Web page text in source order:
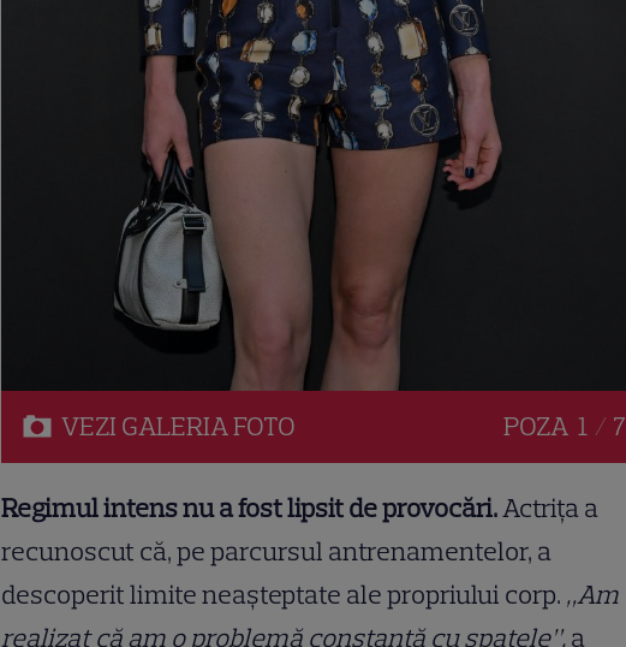
VEZI GALERIAFOTO POZA 1 / 7
Regimul intens nu a fost lipsit de provocări.Actrița a
recunoscut că, pe parcursul antrenamentelor, a
descoperit limite neașteptate ale propriului corp. „Am
realizat că am o problemă constantă cu spatele”,a